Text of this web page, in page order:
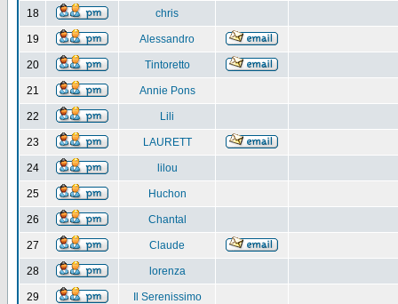
18 chris
19 Alessandro
20 Tintoretto
21 Annie Pons
22 Lili
23 LAURETT
24 lilou
25 Huchon
26 Chantal
27 Claude
28 lorenza
29 Il Serenissimo